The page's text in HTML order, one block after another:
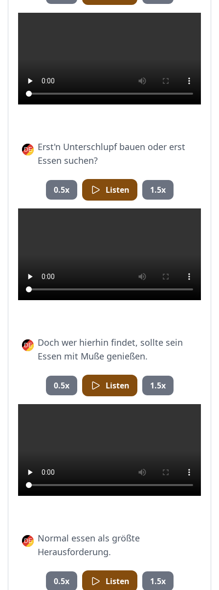
Erst'n Unterschlupf bauen oder erst
Essen suchen?
0.5x Listen 1.5x
Doch wer hierhin findet, sollte sein
Essen mit Muße genießen.
0.5x Listen 1.5x
Normal essen als größte
Herausforderung.
0.5x Listen 1.5x